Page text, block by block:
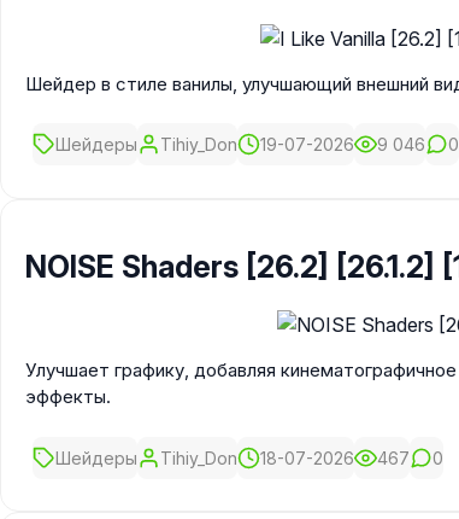
Шейдер в стиле ванилы, улучшающий внешний
Шейдеры Tihiy_Don 19-07-2026 9 046 0
NOISE Shaders [26.2] [26.1.2]
Улучшает графику, добавляя
эффекты.
Шейдеры Tihiy_Don 18-07-2026 467 0